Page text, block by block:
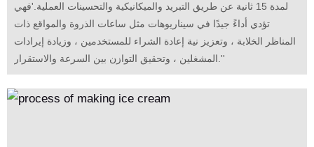
لمدة 15 ثانية عن طريق التبريد والميكانيكية والتحسينات العملية.'فهي
تؤدي أداءً جيدًا في سيناريوهات مثل ساعات الذروة والمواقع ذات
المناظر الخلابة ، وتعزيز نية إعادة الشراء للمستخدمين ، وزيادة إيرادات
المشغلين ، وتحقيق التوازن بين السرعة والاستقرار.''